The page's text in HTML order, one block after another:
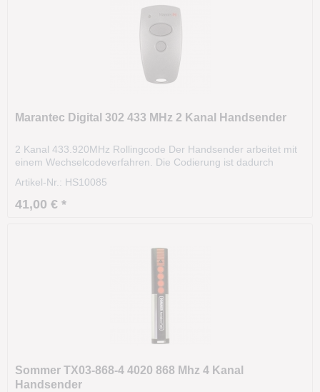
Marantec Digital 302 433 MHz 2 Kanal Handsender
2 Kanal 433.920MHz Rollingcode Der Handsender arbeitet mit
einem Wechselcodeverfahren. Die Codierung ist dadurch
bestimmten Regel (Algorithmus). Die Sendereichweite beträgt
ca. 35m und kann sogar aus dem KFZ heraus...
Artikel-Nr.: HS10085
41,00 € *
Sommer TX03-868-4 4020 868 Mhz 4 Kanal
Handsender